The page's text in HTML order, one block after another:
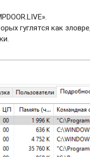
гуглятся как